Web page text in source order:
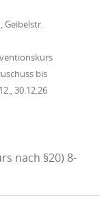
Geibelstr.
bis
30.12.26
nach §20) 8-